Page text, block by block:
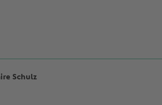
Schulz